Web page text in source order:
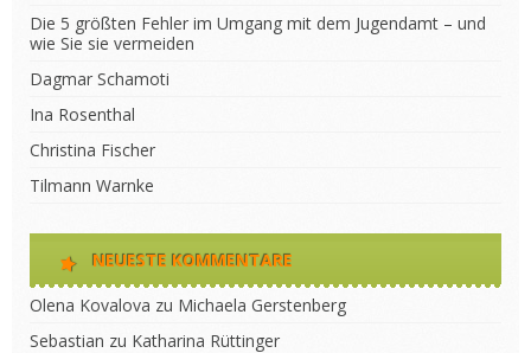
Die 5 größten Fehler im Umgang mit dem Jugendamt – und
wie Sie sie vermeiden
Dagmar Schamoti
Ina Rosenthal
Christina Fischer
Tilmann Warnke
NEUESTE KOMMENTARE
Olena Kovalova zu Michaela Gerstenberg
Sebastian zu Katharina Rüttinger